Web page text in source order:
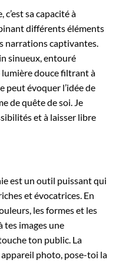
sa capacité à
différents éléments
narrations captivantes.
sinueux, entouré
lumière douce filtrant à
peut évoquer l’idée de
de quête de soi. Je
et à laisser libre
est un outil puissant qui
et évocatrices. En
les formes et les
tes images une
ton public. La
photo, pose-toi la